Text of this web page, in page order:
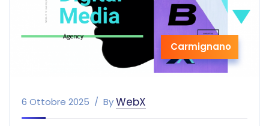
Carmignano
6 Ottobre 2025 ByWebX